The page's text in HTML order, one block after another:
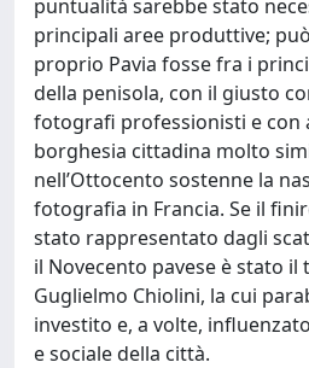
puntualità sarebbe stato
principali aree produttive;
proprio Pavia fosse fra i
della penisola, con il giusto
fotografi professionisti e con
borghesia cittadina molto
nell’Ottocento sostenne la
fotografia in Francia. Se il
stato rappresentato dagli
il Novecento pavese è stato
Guglielmo Chiolini, la cui
investito e, a volte,
e sociale della città.